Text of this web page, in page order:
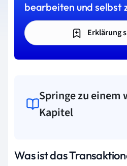
bearbeiten und selbst
Erklärung
Springe zu einem
Kapitel
Was ist das